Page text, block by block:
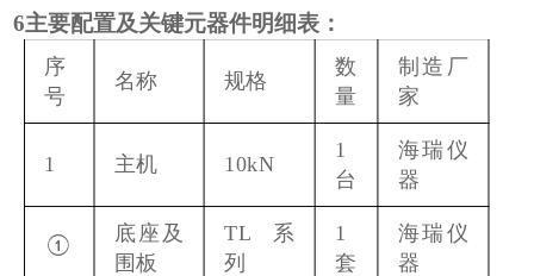
6主要配置及关键元器件明细表：
序
号
名称 规格
数
量
制造厂
家
1 主机 10kN
1
台
海瑞仪
器
①
底座及
围板
TL 系
列
1
套
海瑞仪
器